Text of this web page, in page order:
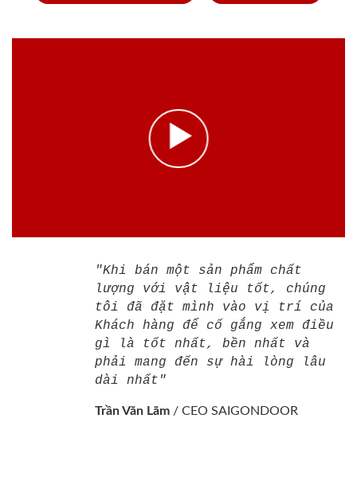
"Khi bán một sản phẩm chất
lượng với vật liệu tốt, chúng
tôi đã đặt mình vào vị trí của
Khách hàng để cố gắng xem điều
gì là tốt nhất, bền nhất và
phải mang đến sự hài lòng lâu
dài nhất"
Trần Văn Lãm / CEO SAIGONDOOR